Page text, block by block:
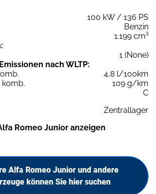
100 kW / 136 PS
Benzin
1.199 cm³
1 (None)
nach WLTP:
4,8 l/100km
komb.
109 g/km
C
Zentrallager
Romeo Junior anzeigen
Alfa Romeo Junior und andere
können Sie hier suchen